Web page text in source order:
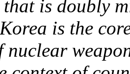
is doubly
is the
nuclear